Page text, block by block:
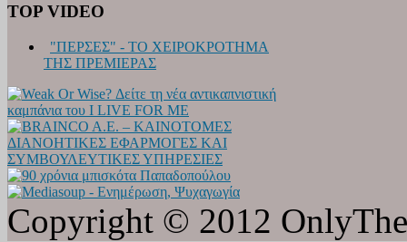
TOP VIDEO
"ΠΕΡΣΕΣ" - ΤΟ ΧΕΙΡΟΚΡΟΤΗΜΑ
ΤΗΣ ΠΡΕΜΙΕΡΑΣ
Copyright © 2012